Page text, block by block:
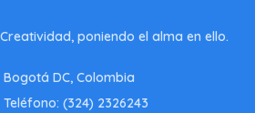
Creatividad, poniendo el alma en ello.
Bogotá DC, Colombia
Teléfono: (324) 2326243